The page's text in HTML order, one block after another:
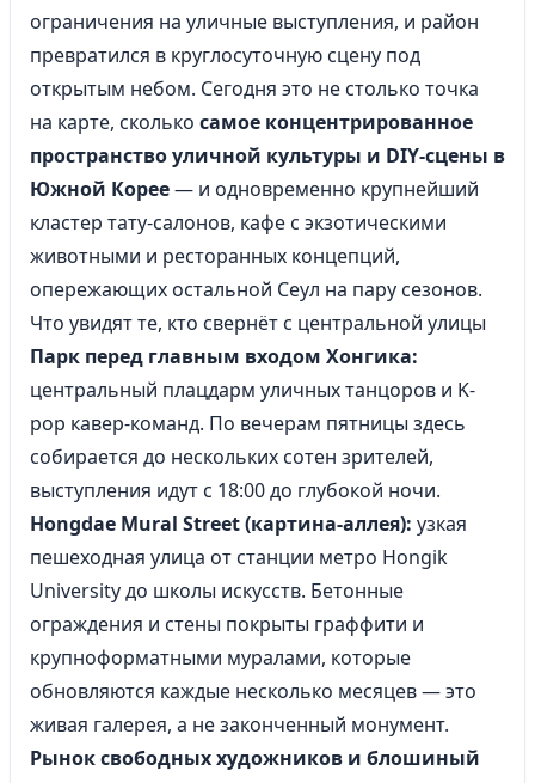
ограничения на уличные выступления, и район
превратился в круглосуточную сцену под
открытым небом. Сегодня это не столько точка
на карте, сколько самое концентрированное
пространство уличной культуры и DIY-сцены в
Южной Корее— и одновременно крупнейший
кластер тату-салонов, кафе с экзотическими
животными и ресторанных концепций,
опережающих остальной Сеул на пару сезонов.
Что увидят те, кто свернёт с центральной улицы
Парк перед главным входом Хонгика:
центральный плацдарм уличных танцоров и K-
pop кавер-команд. По вечерам пятницы здесь
собирается до нескольких сотен зрителей,
выступления идут с 18:00 до глубокой ночи.
Hongdae Mural Street (картина-аллея): узкая
пешеходная улица от станции метро Hongik
University до школы искусств. Бетонные
ограждения и стены покрыты граффити и
крупноформатными муралами, которые
обновляются каждые несколько месяцев — это
живая галерея, а не законченный монумент.
Рынок свободных художников и блошиный